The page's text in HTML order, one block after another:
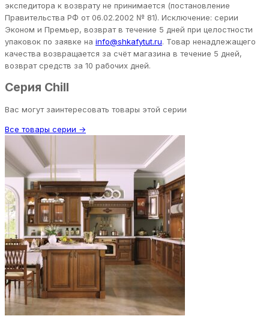
экспедитора к возврату не принимается (постановление
Правительства РФ от 06.02.2002 № 81). Исключение: серии
Эконом и Премьер, возврат в течение 5 дней при целостности
упаковок по заявке на info@shkafytut.ru. Товар ненадлежащего
качества возвращается за счёт магазина в течение 5 дней,
возврат средств за 10 рабочих дней.
Серия Chill
Вас могут заинтересовать товары этой серии
Все товары серии →